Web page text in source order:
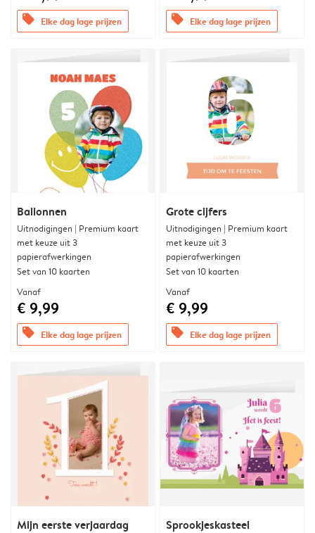
offers Elke dag lage prijzen offers Elke dag lage prijzen
Ballonnen
Uitnodigingen | Premium kaart
met keuze uit 3
papierafwerkingen
Set van 10 kaarten
Vanaf
€ 9,99
offers Elke dag lage prijzen
Grote cijfers
Uitnodigingen | Premium kaart
met keuze uit 3
papierafwerkingen
Set van 10 kaarten
Vanaf
€ 9,99
offers Elke dag lage prijzen
Mijn eerste verjaardag Sprookjeskasteel